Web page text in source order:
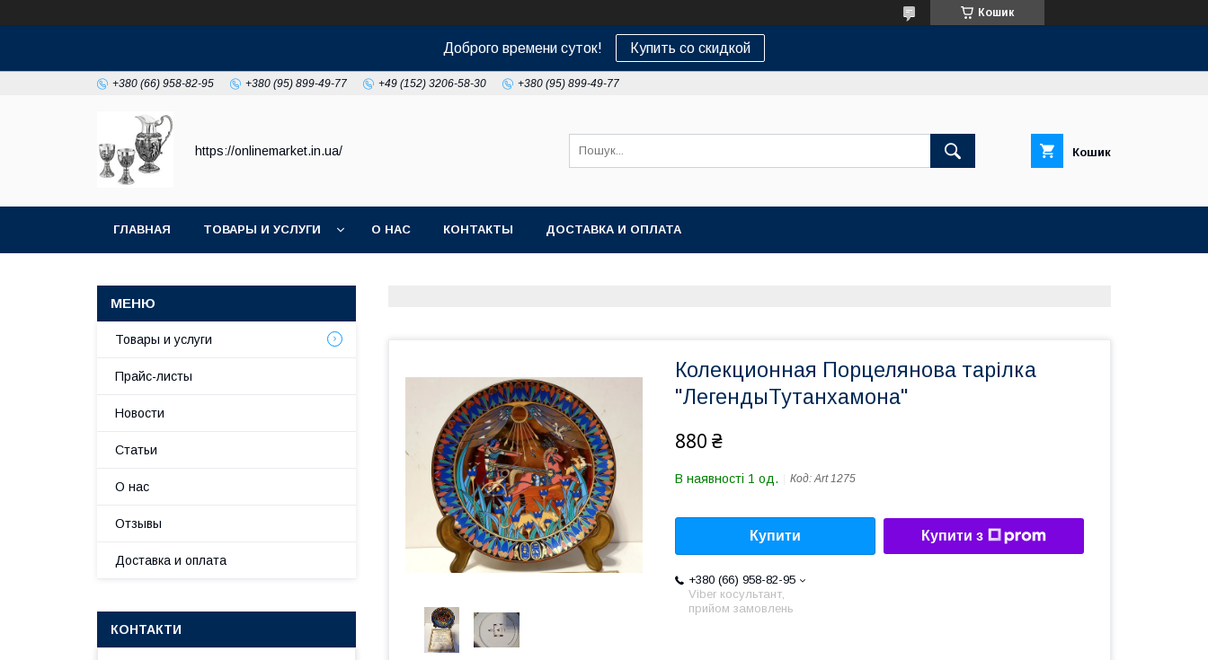
Кошик
Доброго времени суток! Купить со скидкой
+380 (66) 958-82-95 +380 (95) 899-49-77 +49 (152) 3206-58-30 +380 (95) 899-49-77
https://onlinemarket.in.ua/ Кошик
ГЛАВНАЯ ТОВАРЫ И УСЛУГИ О НАС КОНТАКТЫ ДОСТАВКА И ОПЛАТА
Колекционная Порцелянова тарілка
"ЛегендыТутанхамона"
880 ₴
В наявності 1 од. Код:Art 1275
Купити Купити з
+380 (66) 958-82-95
Viber косультант,
прийом замовлень
Товары и услуги
Прайс-листы
Новости
Статьи
О нас
Отзывы
Доставка и оплата
КОНТАКТИ